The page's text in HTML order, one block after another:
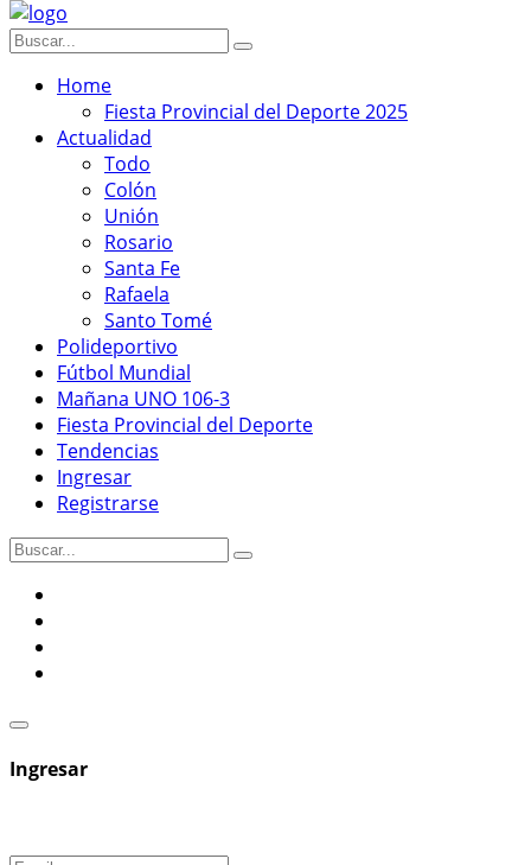
Home
Fiesta Provincial del Deporte 2025
Actualidad
Todo
Colón
Unión
Rosario
Santa Fe
Rafaela
Santo Tomé
Polideportivo
Fútbol Mundial
Mañana UNO 106-3
Fiesta Provincial del Deporte
Tendencias
Ingresar
Registrarse
Ingresar